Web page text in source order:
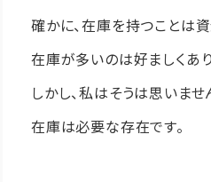
確かに、在庫を持つことは
在庫が多いのは好ましくあり
しかし、私はそうは思いませ
在庫は必要な存在です。